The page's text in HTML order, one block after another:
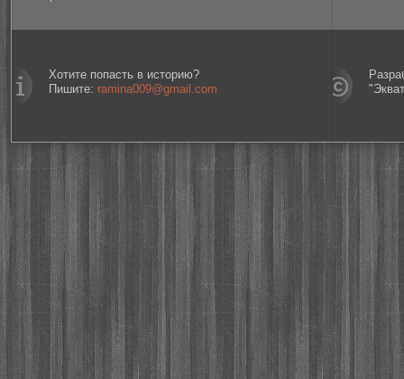
Хотите попасть в историю?
Пишите: ramina009@gmail.com